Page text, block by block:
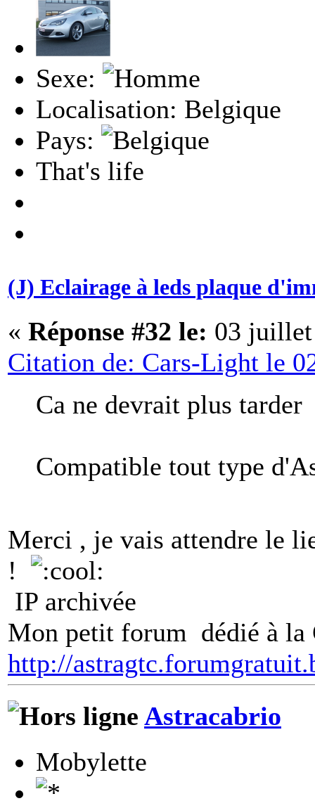
Sexe:
Localisation: Belgique
Pays:
That's life
(J) Eclairage à leds plaque
« Réponse #32 le: 03 juillet
Citation de: Cars-Light le
Ca ne devrait plus
Compatible tout type
Merci , je vais attendre le
!
IP archivée
Mon petit forum dédié à la
http://
Astracabrio
Mobylette